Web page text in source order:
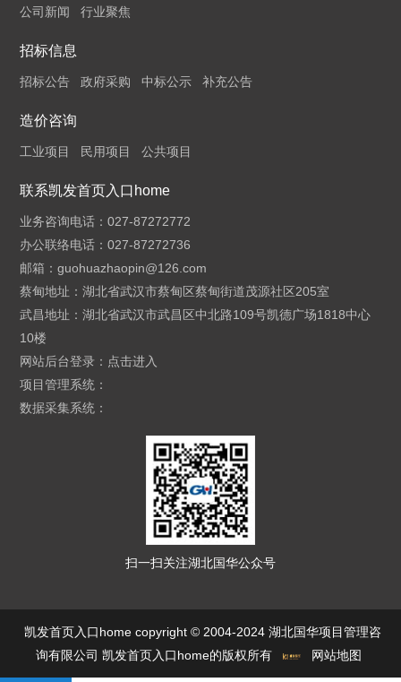
公司新闻 行业聚焦
招标信息
招标公告 政府采购 中标公示 补充公告
造价咨询
工业项目 民用项目 公共项目
联系凯发首页入口home
业务咨询电话：027-87272772
办公联络电话：027-87272736
邮箱：guohuazhaopin@126.com
蔡甸地址：湖北省武汉市蔡甸区蔡甸街道茂源社区205室
武昌地址：湖北省武汉市武昌区中北路109号凯德广场1818中心
10楼
网站后台登录： 点击进入
项目管理系统：
数据采集系统：
扫一扫关注湖北国华公众号
凯发首页入口home copyright © 2004-2024 湖北国华项目管理咨
询有限公司 凯发首页入口home的版权所有
网站地图